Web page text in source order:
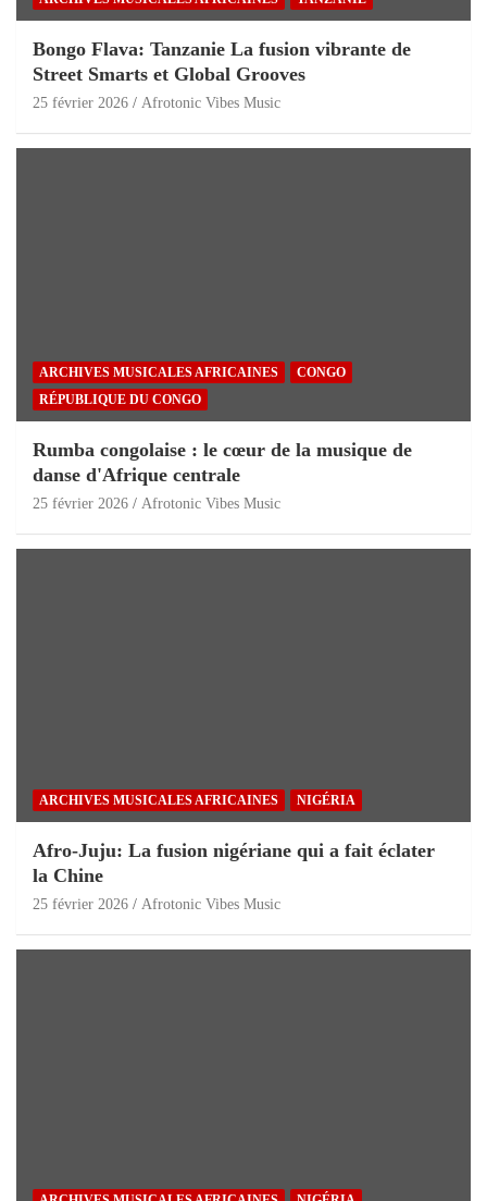
Bongo Flava: Tanzanie La fusion vibrante de
Street Smarts et Global Grooves
25 février 2026 Afrotonic Vibes Music
ARCHIVES MUSICALES AFRICAINES
CONGO
RÉPUBLIQUE DU CONGO
Rumba congolaise : le cœur de la musique de
danse d'Afrique centrale
25 février 2026 Afrotonic Vibes Music
ARCHIVES MUSICALES AFRICAINES NIGÉRIA
Afro-Juju: La fusion nigériane qui a fait éclater
la Chine
25 février 2026 Afrotonic Vibes Music